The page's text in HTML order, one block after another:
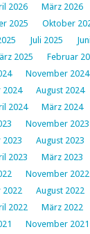
2026 März 2026
2025
Oktober
Juli 2025
2025
Februar
November 2024
2024 August 2024
2024 März 2024
November 2023
2023 August 2023
2023 März 2023
November 2022
2022 August 2022
2022 März 2022
November 2021